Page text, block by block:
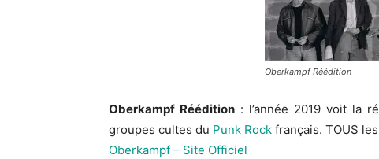
Oberkampf Réédition
Oberkampf Réédition: l’année 2019 voit la
groupes cultes du Punk Rock français. TOUS
Oberkampf – Site Officiel